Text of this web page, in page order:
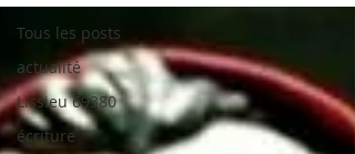
Tous les posts
actualité
Lissieu 69380
écriture